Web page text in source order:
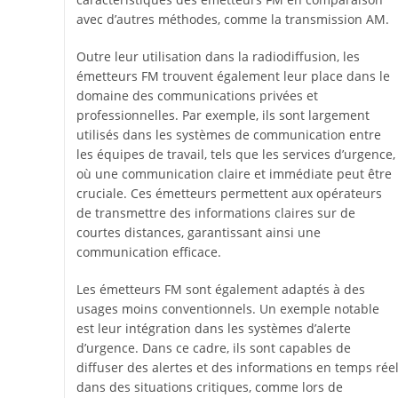
avec d’autres méthodes, comme la transmission AM.
Outre leur utilisation dans la radiodiffusion, les
émetteurs FM trouvent également leur place dans le
domaine des communications privées et
professionnelles. Par exemple, ils sont largement
utilisés dans les systèmes de communication entre
les équipes de travail, tels que les services d’urgence,
où une communication claire et immédiate peut être
cruciale. Ces émetteurs permettent aux opérateurs
de transmettre des informations claires sur de
courtes distances, garantissant ainsi une
communication efficace.
Les émetteurs FM sont également adaptés à des
usages moins conventionnels. Un exemple notable
est leur intégration dans les systèmes d’alerte
d’urgence. Dans ce cadre, ils sont capables de
diffuser des alertes et des informations en temps réel
dans des situations critiques, comme lors de